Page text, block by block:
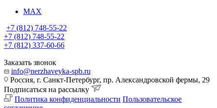
MAX
+7 (812) 748-55-22
+7 (812) 748-55-22
+7 (812) 337-60-66
Заказать звонок
info@nerzhaveyka-spb.ru
Россия, г. Санкт-Петербург, пр. Александровской фермы, 29
Подписаться на рассылку
Политика конфиденциальности Пользовательское